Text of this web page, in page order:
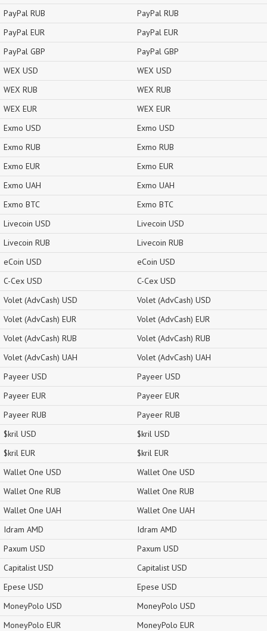
PayPal RUB
PayPal EUR
PayPal GBP
WEX USD
WEX RUB
WEX EUR
Exmo USD
Exmo RUB
Exmo EUR
Exmo UAH
Exmo BTC
Livecoin USD
Livecoin RUB
eCoin USD
C-Cex USD
Volet (AdvCash) USD
Volet (AdvCash) EUR
Volet (AdvCash) RUB
Volet (AdvCash) UAH
Payeer USD
Payeer EUR
Payeer RUB
$kril USD
$kril EUR
Wallet One USD
Wallet One RUB
Wallet One UAH
Idram AMD
Paxum USD
Capitalist USD
Epese USD
MoneyPolo USD
MoneyPolo EUR
PayPal RUB
PayPal EUR
PayPal GBP
WEX USD
WEX RUB
WEX EUR
Exmo USD
Exmo RUB
Exmo EUR
Exmo UAH
Exmo BTC
Livecoin USD
Livecoin RUB
eCoin USD
C-Cex USD
Volet (AdvCash) USD
Volet (AdvCash) EUR
Volet (AdvCash) RUB
Volet (AdvCash) UAH
Payeer USD
Payeer EUR
Payeer RUB
$kril USD
$kril EUR
Wallet One USD
Wallet One RUB
Wallet One UAH
Idram AMD
Paxum USD
Capitalist USD
Epese USD
MoneyPolo USD
MoneyPolo EUR